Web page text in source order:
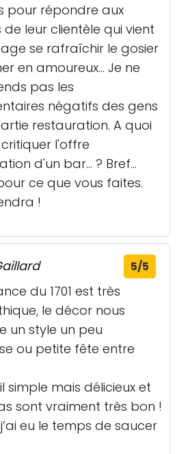
pour répondre aux
de leur clientèle qui vient
se rafraîchir le gosier
en amoureux... Je ne
pas les
négatifs des gens
restauration. A quoi
l'offre
d'un bar... ? Bref...
ce que vous faites.
!
5/5
du 1701 est très
le décor nous
un style un peu
ou petite fête entre
simple mais délicieux et
sont vraiment très bon !
eu le temps de saucer